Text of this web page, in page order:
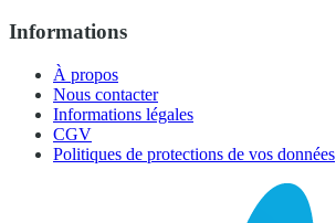
Informations
À propos
Nous contacter
Informations légales
CGV
Politiques de protections de vos données